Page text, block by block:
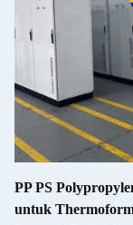
PP PS
untuk